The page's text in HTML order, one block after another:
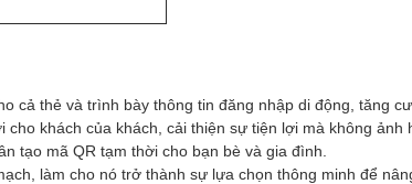
cả thẻ và trình bày thông tin đăng nhập di động, tăng
khách của khách, cải thiện sự tiện lợi mà không ảnh
tạo mã QR tạm thời cho bạn bè và gia đình.
làm cho nó trở thành sự lựa chọn thông minh để